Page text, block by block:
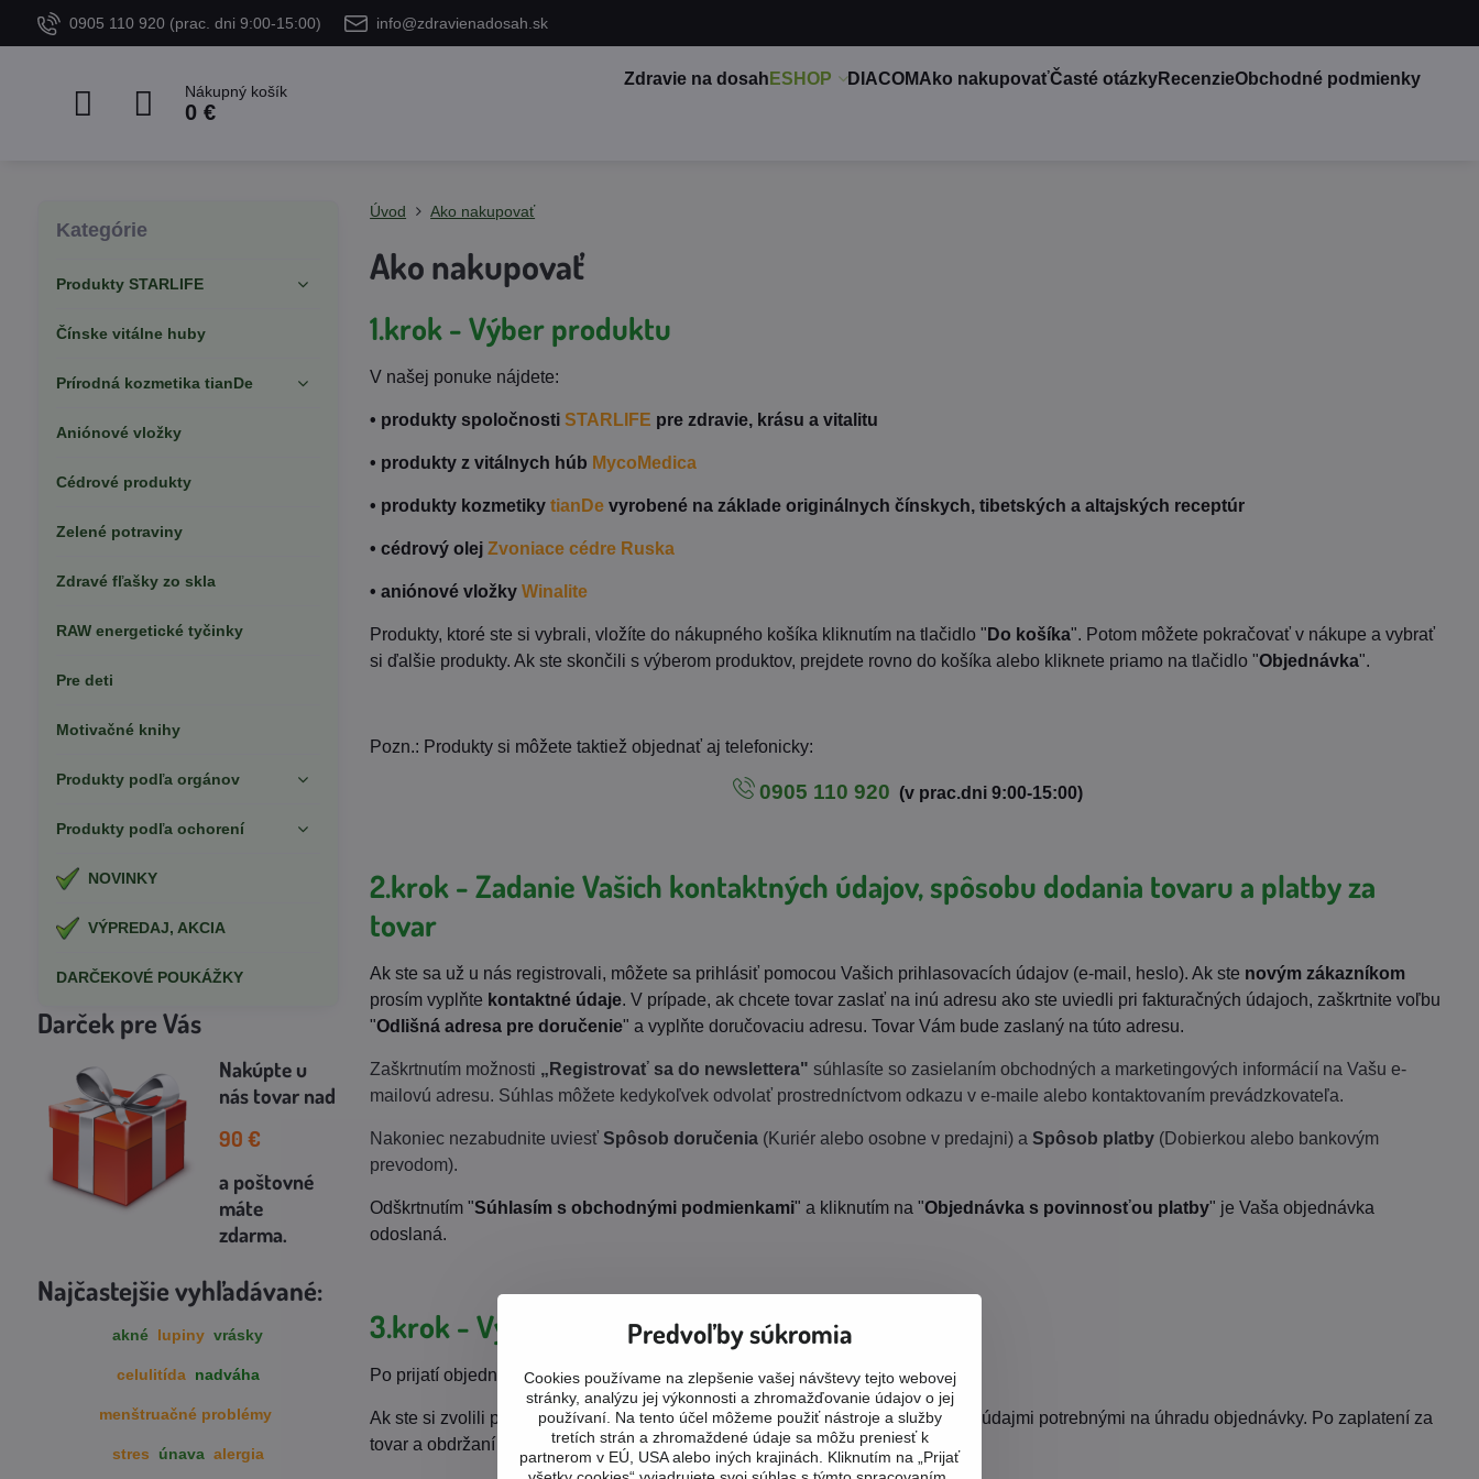
0905 110 920 (prac. dni 9:00-15:00) info@zdravienadosah.sk
Nákupný košík
0 €
Zdravie na dosah ESHOP DIACOMAko nakupovaťČasté otázkyRecenzieObchodné podmienky
Úvod Ako nakupovať
Ako nakupovať
1.krok - Výber produktu
V našej ponuke nájdete:
• produkty spoločnosti STARLIFE pre zdravie, krásu a vitalitu
• produkty z vitálnych húb MycoMedica
• produkty kozmetiky tianDe vyrobené na základe originálnych čínskych, tibetských a altajských receptúr
• cédrový olejZvoniace cédre Ruska
• aniónové vložky Winalite
Produkty, ktoré ste si vybrali, vložíte do nákupného košíka kliknutím na tlačidlo " Do košíka". Potom môžete pokračovať v nákupe a vybrať
si ďalšie produkty. Ak ste skončili s výberom produktov, prejdete rovno do košíka alebo kliknete priamo na tlačidlo "Objednávka".
Pozn.: Produkty si môžete taktiež objednať aj telefonicky:
0905 110 920 (v prac.dni 9:00-15:00)
2.krok - Zadanie Vašich kontaktných údajov, spôsobu dodania tovaru a platby za
tovar
Ak ste sa už u nás registrovali, môžete sa prihlásiť pomocou Vašich prihlasovacích údajov (e-mail, heslo). Ak ste novým zákazníkom
prosím vyplňte kontaktné údaje. V prípade, ak chcete tovar zaslať na inú adresu ako ste uviedli pri fakturačných údajoch, zaškrtnite voľbu
"Odlišná adresa pre doručenie" a vyplňte doručovaciu adresu. Tovar Vám bude zaslaný na túto adresu.
Zaškrtnutím možnosti „Registrovať sa do newslettera" súhlasíte so zasielaním obchodných a marketingových informácií na Vašu e-
mailovú adresu. Súhlas môžete kedykoľvek odvolať prostredníctvom odkazu v e-maile alebo kontaktovaním prevádzkovateľa.
Nakoniec nezabudnite uviesťSpôsob doručenia (Kuriér alebo osobne v predajni) aSpôsob platby (Dobierkou alebo bankovým
prevodom).
Odškrtnutím "Súhlasím s obchodnými podmienkami" a kliknutím na "Objednávka s povinnosťou platby" je Vaša objednávka
odoslaná.
3.krok - Vybavovanie objednávky
Po prijatí objednávky Vás budeme priebežne informovať o jej stave.
Ak ste si zvolili platbu bankovým prevodom, zašleme Vám e-mail s platobnými údajmi potrebnými na úhradu objednávky. Po zaplatení za
tovar a obdržaní danej čiastky na náš účet Vám bude zásielka odoslaná.
Kategórie
Produkty STARLIFE
Čínske vitálne huby
Prírodná kozmetika tianDe
Aniónové vložky
Cédrové produkty
Zelené potraviny
Zdravé fľašky zo skla
RAW energetické tyčinky
Pre deti
Motivačné knihy
Produkty podľa orgánov
Produkty podľa ochorení
NOVINKY
VÝPREDAJ, AKCIA
DARČEKOVÉ POUKÁŽKY
Darček pre Vás
Nakúpte u
nás tovar nad
90 €
a poštovné
máte
zdarma.
Najčastejšie vyhľadávané:
akné lupiny vrásky
celulitída nadváha
menštruačné problémy
stres únava alergia
Predvoľby súkromia
Cookies používame na zlepšenie vašej návštevy tejto webovej
stránky, analýzu jej výkonnosti a zhromažďovanie údajov o jej
používaní. Na tento účel môžeme použiť nástroje a služby
tretích strán a zhromaždené údaje sa môžu preniesť k
partnerom v EÚ, USA alebo iných krajinách. Kliknutím na „Prijať